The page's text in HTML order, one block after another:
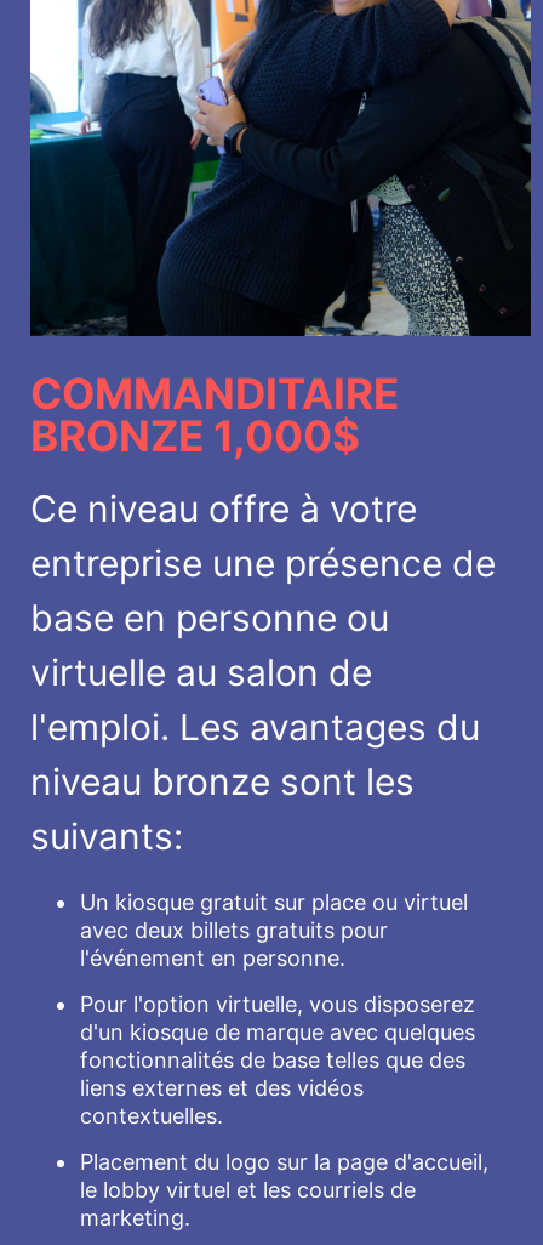
COMMANDITAIRE
BRONZE 1,000$
Ce niveau offre à votre
entreprise une présence de
base en personne ou
virtuelle au salon de
l'emploi. Les avantages du
niveau bronze sont les
suivants:
Un kiosque gratuit sur place ou virtuel
avec deux billets gratuits pour
l'événement en personne.
Pour l'option virtuelle, vous disposerez
d'un kiosque de marque avec quelques
fonctionnalités de base telles que des
liens externes et des vidéos
contextuelles.
Placement du logo sur la page d'accueil,
le lobby virtuel et les courriels de
marketing.